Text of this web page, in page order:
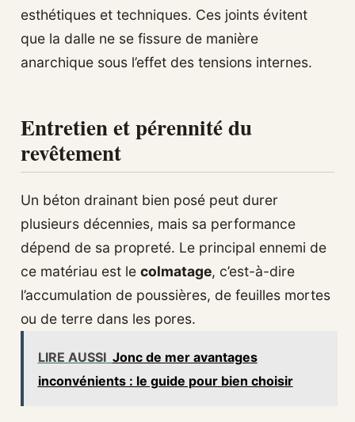
esthétiques et techniques. Ces joints évitent
que la dalle ne se fissure de manière
anarchique sous l’effet des tensions internes.
Entretien et pérennité du
revêtement
Un béton drainant bien posé peut durer
plusieurs décennies, mais sa performance
dépend de sa propreté. Le principal ennemi de
ce matériau est le colmatage, c’est-à-dire
l’accumulation de poussières, de feuilles mortes
ou de terre dans les pores.
LIRE AUSSI Jonc de mer avantages
inconvénients : le guide pour bien choisir